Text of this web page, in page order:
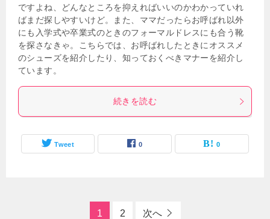
ですよね、どんなところを抑えればいいのかわかっていれ
ばまだ探しやすいけど。また、ママだったらお呼ばれ以外
にも入学式や卒業式のときのフォーマルドレスにも合う靴
を探さなきゃ。こちらでは、お呼ばれしたときにオススメ
のシューズを紹介したり、知っておくべきマナーを紹介し
ています。
続きを読む
Tweet 0 0
1 2 次へ